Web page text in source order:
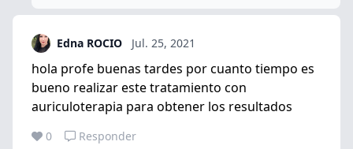
Edna ROCIO Jul. 25, 2021
hola profe buenas tardes por cuanto tiempo es
bueno realizar este tratamiento con
auriculoterapia para obtener los resultados
0 Responder